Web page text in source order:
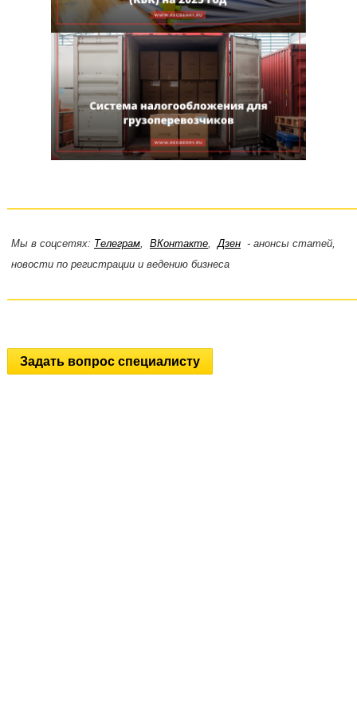
Мы в соцсетях: Телеграм, ВКонтакте,Дзен- анонсы статей,
новости по регистрации и ведению бизнеса
Задать вопрос специалисту